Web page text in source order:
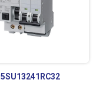
5SU13241RC32